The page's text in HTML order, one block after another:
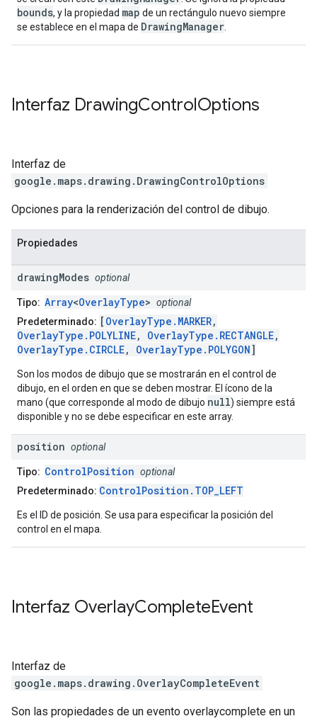
bounds, y la propiedad map de un rectángulo nuevo siempre
se establece en el mapa de DrawingManager
Interfaz DrawingControlOptions
Interfaz de
google.maps.drawing . DrawingControlOptions
Opciones para la renderización del control de dibujo.
Propiedades
drawingModes optional
Tipo: Array<OverlayType> optional
Predeterminado: [ OverlayType.MARKER,
OverlayType.POLYLINE, OverlayType.RECTANGLE,
OverlayType.CIRCLE, OverlayType.POLYGON]
Son los modos de dibujo que se mostrarán en el control de
dibujo, en el orden en que se deben mostrar. El ícono de la
mano (que corresponde al modo de dibujo null) siempre está
disponible y no se debe especificar en este array.
position optional
Tipo: ControlPosition optional
Predeterminado: ControlPosition.TOP_LEFT
Es el ID de posición. Se usa para especificar la posición del
control en el mapa.
Interfaz OverlayCompleteEvent
Interfaz de
google.maps.drawing . OverlayCompleteEvent
Son las propiedades de un evento overlaycomplete en un